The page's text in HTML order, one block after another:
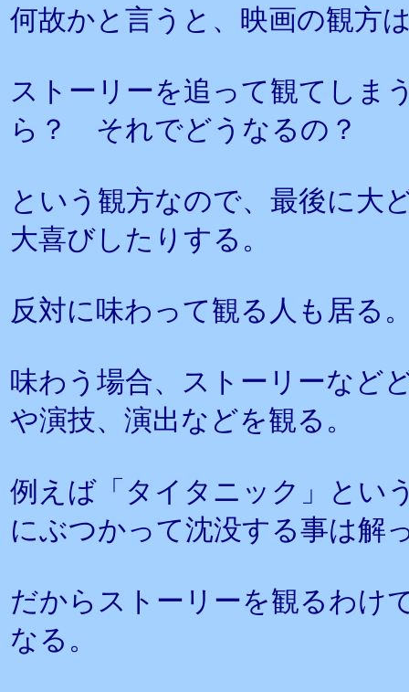
何故かと言うと、映画の観方
ストーリーを追って観てし
ら？ それでどうなるの？
という観方なので、最後に大
大喜びしたりする。
反対に味わって観る人も居る
味わう場合、ストーリーなど
や演技、演出などを観る。
例えば「タイタニック」とい
にぶつかって沈没する事は解
だからストーリーを観るわけ
なる。